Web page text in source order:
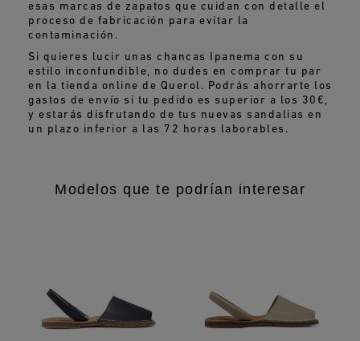
esas marcas de zapatos que cuidan con detalle el
proceso de fabricación para evitar la
contaminación.
Si quieres lucir unas chancas Ipanema con su
estilo inconfundible, no dudes en comprar tu par
en la tienda online de Querol. Podrás ahorrarte los
gastos de envío si tu pedido es superior a los 30€,
y estarás disfrutando de tus nuevas sandalias en
un plazo inferior a las 72 horas laborables.
Modelos que te podrían interesar